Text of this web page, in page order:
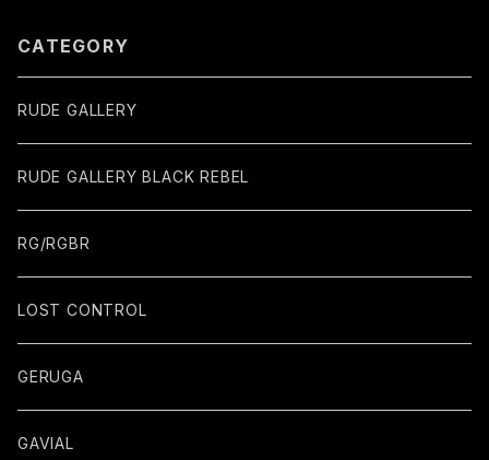
CATEGORY
RUDE GALLERY
RUDE GALLERY BLACK REBEL
RG/RGBR
LOST CONTROL
GERUGA
GAVIAL